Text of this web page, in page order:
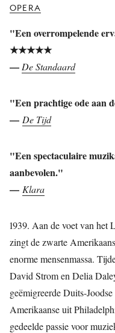
OPERA
"Een overrompelende
★★★★★
— De Standaard
"Een prachtige ode aan
— De Tijd
"Een spectaculaire
aanbevolen."
— Klara
1939. Aan de voet van
zingt de zwarte
enorme mensenmassa.
David Strom en Delia
geëmigreerde Duits-
Amerikaanse uit
gedeelde passie voor